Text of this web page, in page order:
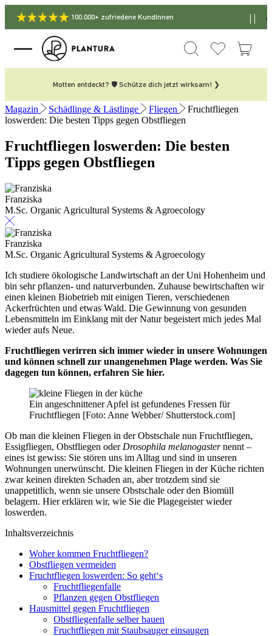
100.000+ zufriedene KundInnen
Motten entdeckt? 🛡️ Schütze dich jetzt wirksam! ❯
Magazin Schädlinge & Lästlinge Fliegen
Fruchtfliegen
loswerden: Die besten Tipps gegen Obstfliegen
Fruchtfliegen loswerden: Die besten
Tipps gegen Obstfliegen
Franziska
M.Sc. Organic Agricultural Systems & Agroecology
Franziska
M.Sc. Organic Agricultural Systems & Agroecology
Ich studiere ökologische Landwirtschaft an der Uni Hohenheim und
bin sehr pflanzen- und naturverbunden. Zuhause bewirtschaften wir
einen kleinen Biobetrieb mit einigen Tieren, verschiedenen
Ackerfrüchten und etwas Wald. Die Gewinnung von gesunden
Lebensmitteln im Einklang mit der Natur begeistert mich jedes Mal
wieder aufs Neue.
Fruchtfliegen verirren sich immer wieder in unsere Wohnungen
und können schnell zur unangenehmen Plage werden. Was Sie
dagegen tun können, erfahren Sie hier.
Ein angeschnittener Apfel ist gefundenes Fressen für
Fruchtfliegen [Foto: Anne Webber/ Shutterstock.com]
Ob man die kleinen Fliegen in der Obstschale nun Fruchtfliegen,
Essigfliegen, Obstfliegen oder Drosophila melanogasternennt –
eines ist gewiss: Sie stören uns im Alltag und sind in unseren
Wohnungen unerwünscht. Die kleinen Fliegen in der Küche richten
zwar keinen direkten Schaden an, aber trotzdem sind sie
unappetitlich, wenn sie unsere Obstschale oder den Biomüll
belagern. Hier erklären wir, wie Sie die Plagegeister wieder
loswerden.
Inhaltsverzeichnis
Woher kommen Fruchtfliegen?
Obstfliegen vermeiden
Fruchtfliegen loswerden: So geht‘s
Fruchtfliegenfalle
Pflanzen gegen Obstfliegen
Hausmittel gegen Fruchtfliegen
Obstfliegenfalle selber bauen
Fruchtfliegen mit Staubsauger einsaugen